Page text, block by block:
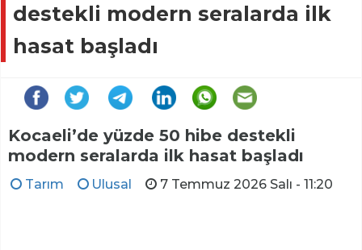
destekli modern seralarda ilk
hasat başladı
Kocaeli’de yüzde 50 hibe destekli
modern seralarda ilk hasat başladı
Tarım Ulusal 7 Temmuz 2026 Salı - 11:20